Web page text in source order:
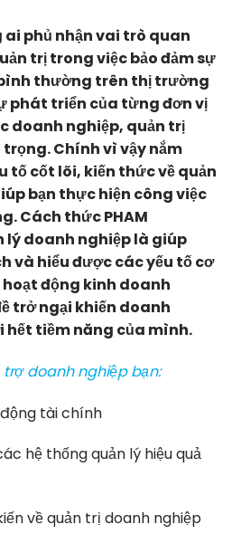
ai phủ nhận vai trò quan
trị trong việc bảo đảm sự
thường trên thị trường
phát triển của từng đơn vị
doanh nghiệp, quản trị
Chính vì vậy nắm
tố cốt lõi, kiến thức về quản
bạn thực hiện công việc
Cách thức PHAM
lý doanh nghiệp là giúp
và hiểu được các yếu tố cơ
động kinh doanh
trở ngại khiến doanh
tiềm năng của mình.
trợ doanh nghiệp bạn:
tài chính
hệ thống quản lý hiệu quả
về quản trị doanh nghiệp